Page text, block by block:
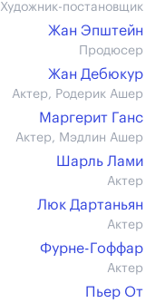
Художник-постановщик
Жан Эпштейн
Продюсер
Жан Дебюкур
Актер, Родерик Ашер
Маргерит Ганс
Актер, Мэдлин Ашер
Шарль Лами
Актер
Люк Дартаньян
Актер
Фурне-Гоффар
Актер
Пьер От